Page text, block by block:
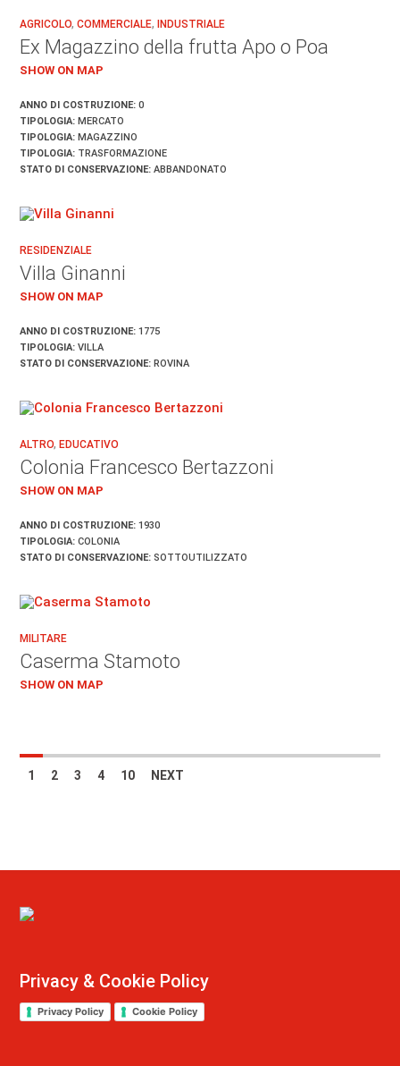
AGRICOLO,COMMERCIALE,INDUSTRIALE
Ex Magazzino della frutta Apo o Poa
SHOW ON MAP
ANNO DI COSTRUZIONE: 0
TIPOLOGIA: MERCATO
TIPOLOGIA: MAGAZZINO
TIPOLOGIA: TRASFORMAZIONE
STATO DI CONSERVAZIONE: ABBANDONATO
RESIDENZIALE
Villa Ginanni
SHOW ON MAP
ANNO DI COSTRUZIONE: 1775
TIPOLOGIA: VILLA
STATO DI CONSERVAZIONE: ROVINA
ALTRO,EDUCATIVO
Colonia Francesco Bertazzoni
SHOW ON MAP
ANNO DI COSTRUZIONE: 1930
TIPOLOGIA: COLONIA
STATO DI CONSERVAZIONE: SOTTOUTILIZZATO
MILITARE
Caserma Stamoto
SHOW ON MAP
1 2 3 4 10 NEXT
Privacy & Cookie Policy
Privacy Policy Cookie Policy